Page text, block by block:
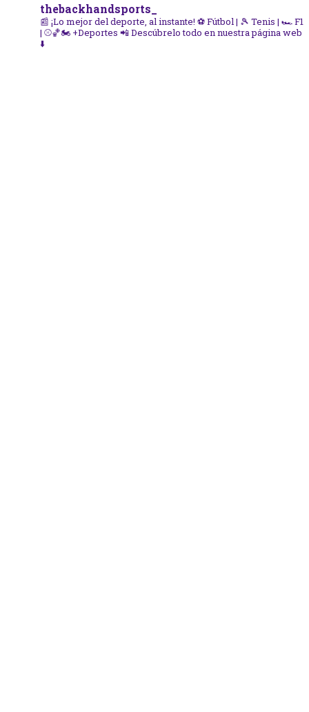
thebackhandsports_
📰 ¡Lo mejor del deporte, al instante! ⚽ Fútbol | 🎾 Tenis | 🏎️ F1
| ⚾🏀🏍️ +Deportes 📲 Descúbrelo todo en nuestra página web
⬇️